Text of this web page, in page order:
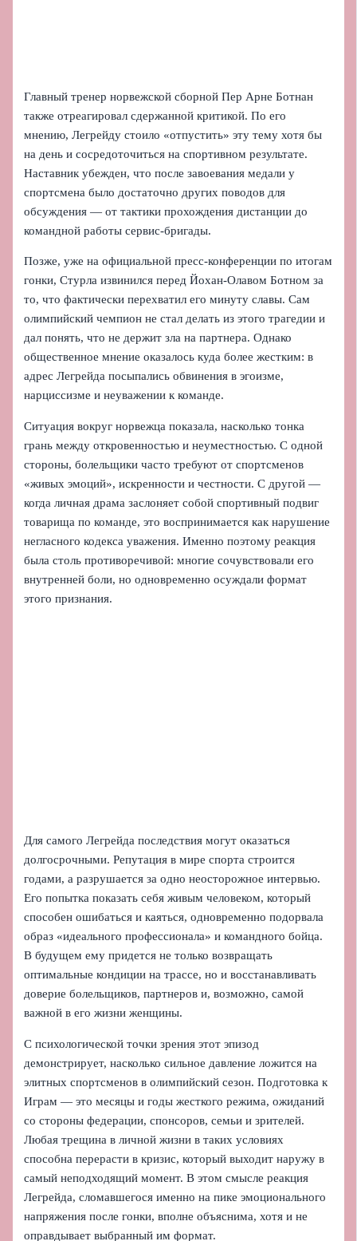
Главный тренер норвежской сборной Пер Арне Ботнан
также отреагировал сдержанной критикой. По его
мнению, Легрейду стоило «отпустить» эту тему хотя бы
на день и сосредоточиться на спортивном результате.
Наставник убежден, что после завоевания медали у
спортсмена было достаточно других поводов для
обсуждения — от тактики прохождения дистанции до
командной работы сервис-бригады.
Позже, уже на официальной пресс-конференции по итогам
гонки, Стурла извинился перед Йохан-Олавом Ботном за
то, что фактически перехватил его минуту славы. Сам
олимпийский чемпион не стал делать из этого трагедии и
дал понять, что не держит зла на партнера. Однако
общественное мнение оказалось куда более жестким: в
адрес Легрейда посыпались обвинения в эгоизме,
нарциссизме и неуважении к команде.
Ситуация вокруг норвежца показала, насколько тонка
грань между откровенностью и неуместностью. С одной
стороны, болельщики часто требуют от спортсменов
«живых эмоций», искренности и честности. С другой —
когда личная драма заслоняет собой спортивный подвиг
товарища по команде, это воспринимается как нарушение
негласного кодекса уважения. Именно поэтому реакция
была столь противоречивой: многие сочувствовали его
внутренней боли, но одновременно осуждали формат
этого признания.
Для самого Легрейда последствия могут оказаться
долгосрочными. Репутация в мире спорта строится
годами, а разрушается за одно неосторожное интервью.
Его попытка показать себя живым человеком, который
способен ошибаться и каяться, одновременно подорвала
образ «идеального профессионала» и командного бойца.
В будущем ему придется не только возвращать
оптимальные кондиции на трассе, но и восстанавливать
доверие болельщиков, партнеров и, возможно, самой
важной в его жизни женщины.
С психологической точки зрения этот эпизод
демонстрирует, насколько сильное давление ложится на
элитных спортсменов в олимпийский сезон. Подготовка к
Играм — это месяцы и годы жесткого режима, ожиданий
со стороны федерации, спонсоров, семьи и зрителей.
Любая трещина в личной жизни в таких условиях
способна перерасти в кризис, который выходит наружу в
самый неподходящий момент. В этом смысле реакция
Легрейда, сломавшегося именно на пике эмоционального
напряжения после гонки, вполне объяснима, хотя и не
оправдывает выбранный им формат.